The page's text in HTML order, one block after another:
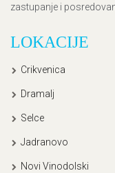
zastupanje i
LOKACIJE
Crikvenica
Dramalj
Selce
Jadranovo
Novi Vinodolski